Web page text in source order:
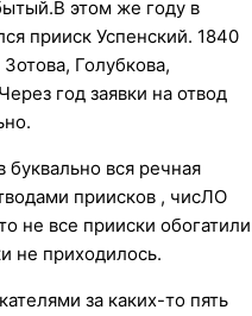
этом же году в
прииск Успенский. 1840
Голубкова,
год заявки на отвод
вся речная
приисков , чисЛО
не все прииски обогатили
не приходилось.
за каких-то пять